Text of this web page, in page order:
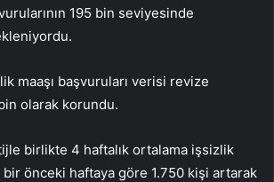
195 bin seviyesinde
maaşı başvuruları verisi revize
olarak korundu.
birlikte 4 haftalık ortalama işsizlik
bir önceki haftaya göre 1.750 kişi artarak